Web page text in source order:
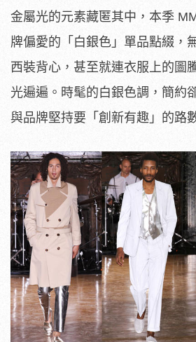
金屬光的元素藏匿其中，本季
牌偏愛的「白銀色」單品點綴，
西裝背心，甚至就連衣服上的圖
光遍遍。時髦的白銀色調，簡約
與品牌堅持要「創新有趣」的路